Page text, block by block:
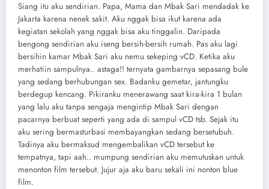
Siang itu aku sendirian. Papa, Mama dan Mbak Sari mendadak ke
Jakarta karena nenek sakit. Aku nggak bisa ikut karena ada
kegiatan sekolah yang nggak bisa aku tinggalin. Daripada
bengong sendirian aku iseng bersih-bersih rumah. Pas aku lagi
bersihin kamar Mbak Sari aku nemu sekeping vCD. Ketika aku
merhatiin sampulnya.. astaga!! ternyata gambarnya sepasang bule
yang sedang berhubungan sex. Badanku gemetar, jantungku
berdegup kencang. Pikiranku menerawang saat kira-kira 1 bulan
yang lalu aku tanpa sengaja mengintip Mbak Sari dengan
pacarnya berbuat seperti yang ada di sampul vCD tsb. Sejak itu
aku sering bermasturbasi membayangkan sedang bersetubuh.
Tadinya aku bermaksud mengembalikan vCD tersebut ke
tempatnya, tapi aah.. mumpung sendirian aku memutuskan untuk
menonton film tersebut. Jujur aja aku baru sekali ini nonton blue
film.